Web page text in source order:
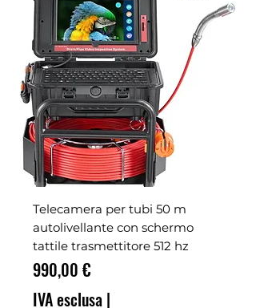
Telecamera per tubi 50 m
autolivellante con schermo
tattile trasmettitore 512 hz
Prezzo
990,00 €
IVA esclusa |